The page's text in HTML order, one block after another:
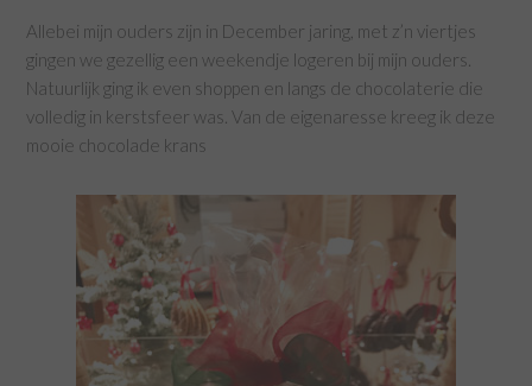
Allebei mijn ouders zijn in December jaring, met z’n viertjes
gingen we gezellig een weekendje logeren bij mijn ouders.
Natuurlijk ging ik even shoppen en langs de chocolaterie die
volledig in kerstsfeer was. Van de eigenaresse kreeg ik deze
mooie chocolade krans